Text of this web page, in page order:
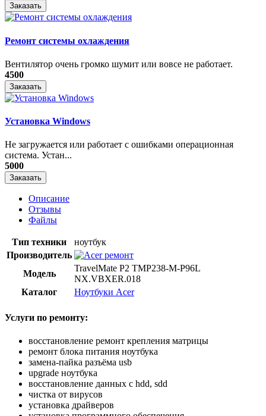
Заказать
Ремонт системы охлаждения
Вентилятор очень громко шумит или вовсе не работает.
4500
Заказать
Установка Windows
Не загружается или работает с ошибками операционная
система. Устан...
5000
Заказать
Описание
Отзывы
Файлы
Тип техники
ноутбук
Производитель
Модель
TravelMate P2 TMP238-M-P96L
NX.VBXER.018
Каталог
Ноутбуки Acer
Услуги по ремонту:
восстановление ремонт крепления матрицы
ремонт блока питания ноутбука
замена-пайка разъёма usb
upgrade ноутбука
восстановление данных с hdd, sdd
чистка от вирусов
установка драйверов